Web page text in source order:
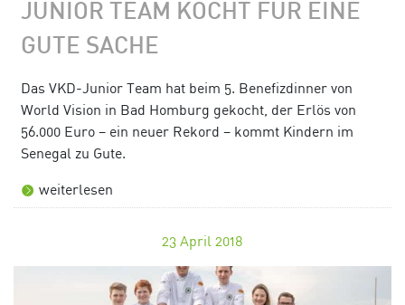
JUNIOR TEAM KOCHT FÜR EINE
GUTE SACHE
Das VKD-Junior Team hat beim 5. Benefizdinner von
World Vision in Bad Homburg gekocht, der Erlös von
56.000 Euro – ein neuer Rekord – kommt Kindern im
Senegal zu Gute.
weiterlesen
23 April 2018